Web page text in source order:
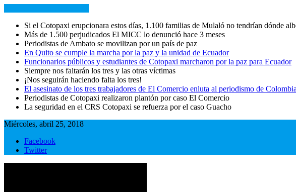
Si el Cotopaxi erupcionara estos días, 1.100 familias de Mulaló no tendrían dónde
Más de 1.500 perjudicados El MICC lo denunció hace 3 meses
Periodistas de Ambato se movilizan por un país de paz
En Quito se cumple la marcha por la paz y la unidad de Ecuador
Funcionarios públicos y estudiantes de Cotopaxi marcharon por la paz para Ecuador
Siempre nos faltarán los tres y las otras víctimas
¡Nos seguirán haciendo falta los tres!
El asesinato de los tres trabajadores de El Comercio enluta al periodismo de
Periodistas de Cotopaxi realizaron plantón por caso El Comercio
La seguridad en el CRS Cotopaxi se refuerza por el caso Guacho
Miércoles, abril 25, 2018
Facebook
Twitter